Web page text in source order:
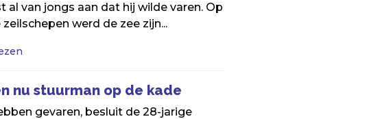
al van jongs aan dat hij wilde varen. Op
werd de zee zijn...
nu stuurman op de kade
gevaren, besluit de 28-jarige